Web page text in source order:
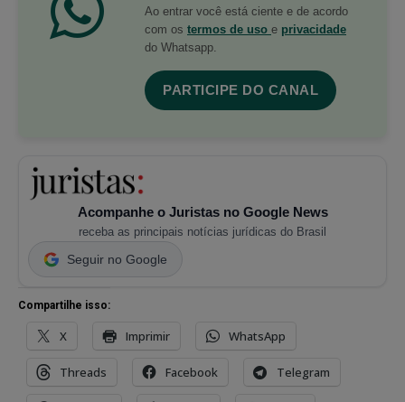
Ao entrar você está ciente e de acordo
com os termos de uso e privacidade
do Whatsapp.
PARTICIPE DO CANAL
Acompanhe o Juristas no Google News
receba as principais notícias jurídicas do Brasil
Seguir no Google
Compartilhe isso:
X Imprimir WhatsApp
Threads Facebook Telegram